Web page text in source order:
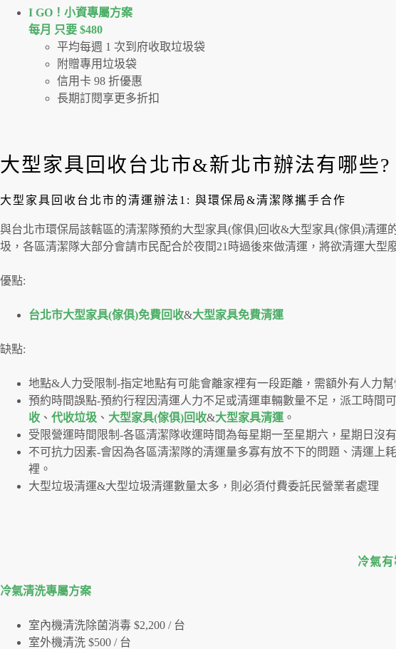
I GO！⼩資專屬⽅案
每月 只要 $480
平均每週 1 次到府收取垃圾袋
附贈專用垃圾袋
信用卡 98 折優惠
長期訂閱享更多折扣
大型家具回收台北市&新北市辦法有哪些?
大型家具回收台北市的清運辦法1: 與環保局&清潔隊攜手合作
與台北市環保局該轄區的清潔隊預約大型家具(傢俱)回收&大型家具(傢俱)清
圾，各區清潔隊大部分會請市民配合於夜間21時過後來做清運，將欲清運大型
優點:
台北市大型家具(傢俱)免費回收&大型家具免費清運
缺點:
地點&人力受限制-指定地點有可能會離家裡有一段距離，需額外有人力幫
預約時間誤點-預約行程因清運人力不足或清運車輛數量不足，派工時間
收 、 代收垃圾 、 大型家具(傢俱)回收&大型家具清運 。
受限營運時間限制-各區清潔隊收運時間為每星期一至星期六，星期日沒
不可抗力因素-會因為各區清潔隊的清運量多寡有放不下的問題、清運
裡。
大型垃圾清運&大型垃圾清運數量太多，則必須付費委託民營業者處理
冷氣
冷氣清洗專屬⽅案
室內機清洗除菌消毒 $2,200 / 台
室外機清洗 $500 / 台